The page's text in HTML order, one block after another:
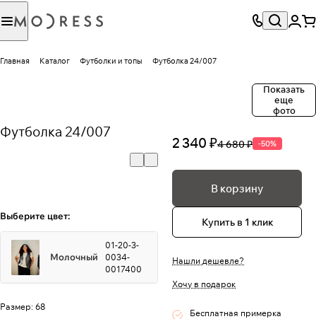
Главная Каталог Футболки и топы Футболка 24/007
Показать
еще
фото
Футболка 24/007
Выберите цвет:
Молочный
01-20-3-
0034-
0017400
Размер: 68
2 340 ₽4 680 ₽ -50%
В корзину
Купить в 1 клик
Нашли дешевле?
Хочу в подарок
Бесплатная примерка